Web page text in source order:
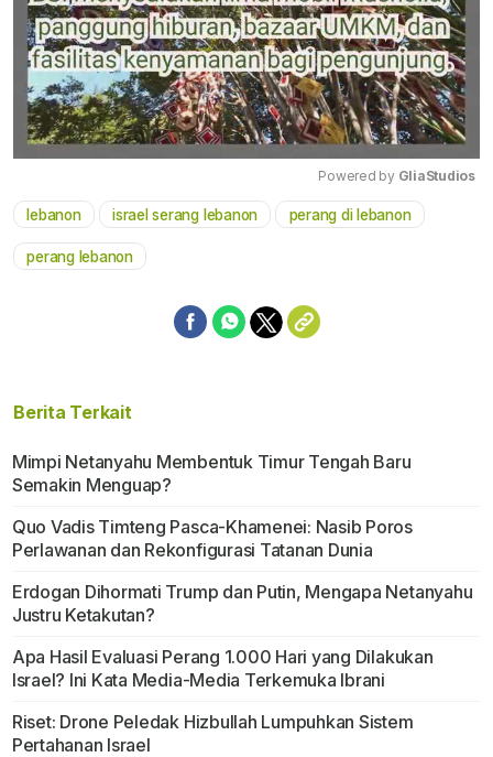
Mute
Powered by GliaStudios
lebanon israel serang lebanon perang di lebanon
perang lebanon
Berita Terkait
Mimpi Netanyahu Membentuk Timur Tengah Baru
Semakin Menguap?
Quo Vadis Timteng Pasca-Khamenei: Nasib Poros
Perlawanan dan Rekonfigurasi Tatanan Dunia
Erdogan Dihormati Trump dan Putin, Mengapa Netanyahu
Justru Ketakutan?
Apa Hasil Evaluasi Perang 1.000 Hari yang Dilakukan
Israel? Ini Kata Media-Media Terkemuka Ibrani
Riset: Drone Peledak Hizbullah Lumpuhkan Sistem
Pertahanan Israel